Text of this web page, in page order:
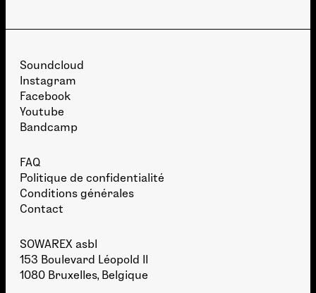
Soundcloud
Instagram
Facebook
Youtube
Bandcamp
FAQ
Politique de confidentialité
Conditions générales
Contact
SOWAREX asbl
153 Boulevard Léopold II
1080 Bruxelles, Belgique